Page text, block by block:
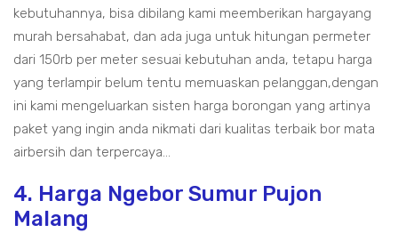
kebutuhannya, bisa dibilang kami meemberikan hargayang
murah bersahabat, dan ada juga untuk hitungan permeter
dari 150rb per meter sesuai kebutuhan anda, tetapu harga
yang terlampir belum tentu memuaskan pelanggan,dengan
ini kami mengeluarkan sisten harga borongan yang artinya
paket yang ingin anda nikmati dari kualitas terbaik bor mata
airbersih dan terpercaya...
4. Harga Ngebor Sumur Pujon
Malang